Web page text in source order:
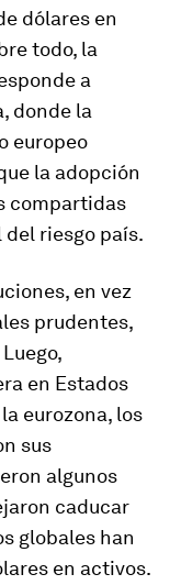
dólares en
todo, la
a
donde la
europeo
la adopción
compartidas
riesgo país.
en vez
prudentes,
en Estados
eurozona, los
sus
algunos
caducar
globales han
en activos.